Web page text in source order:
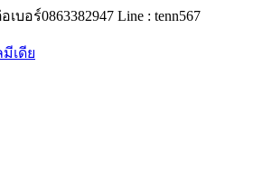
อร์0863382947 Line : tenn567
เดีย